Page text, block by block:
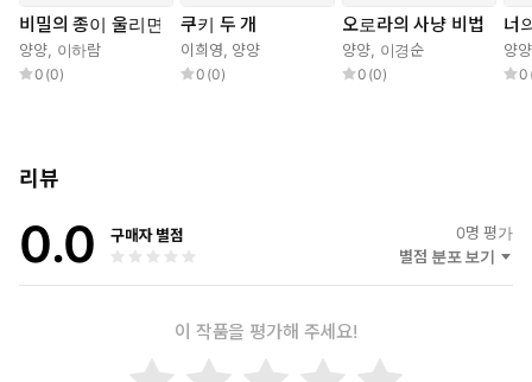
한 우찬은 그것이 고인이 이승의 미련을 내려놓고 저승길에 편히 들
수 있도록 49일 동안 명복을 비는 의식임을 알게 된다. 태어나서 한
번도 마을을 떠나지 않아 ‘마을의 산 역사’로 통한 왕할머니는 말년
며시 드론을 꺼내 보인다. 문득 마을 뒷산 출입 금지 구역인 ‘솔개산
로 향한다. 그런데 두 아이가 띄운 드론은 비밀 들판 울타리 너머로
날아가더니 흔적도 없이 사라진다. 실망한 아이들이 발길을 돌리려
는 순간, 어디선가 난데없이 종소리가 울리며 이야기는 뜻밖의 전개
이하람 작가는 첫 장편동화 『비밀의 종이 울리면』으로 제30회 창
비 ‘좋은 어린이책’ 원고 공모 동화 부문 대상을 수상하며 어린이 독
비밀의 종이 울리면
양양, 이하람
0 (0)
쿠키 두 개
이희영, 양양
0 (0)
오로라의 사냥 비법
양양, 이경순
0 (0)
너
양양
0
리뷰
0.0 구매자 별점 0명 평가
별점 분포 보기
이 작품을 평가해 주세요!